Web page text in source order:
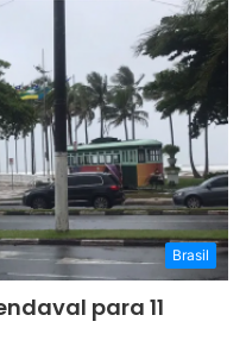
Brasil
para 11